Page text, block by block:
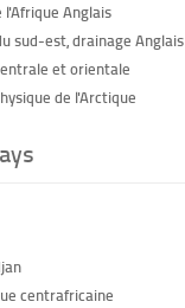
l'Afrique Anglais
sud-est, drainage Anglais
et orientale
de l'Arctique
centrafricaine